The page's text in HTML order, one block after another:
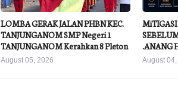
LOMBA GERAK JALAN PHBN KEC.
TANJUNGANOM SMP Negeri 1
TANJUNGANOM Kerahkan 8 Pleton
August 05, 2026
.ANANG
August